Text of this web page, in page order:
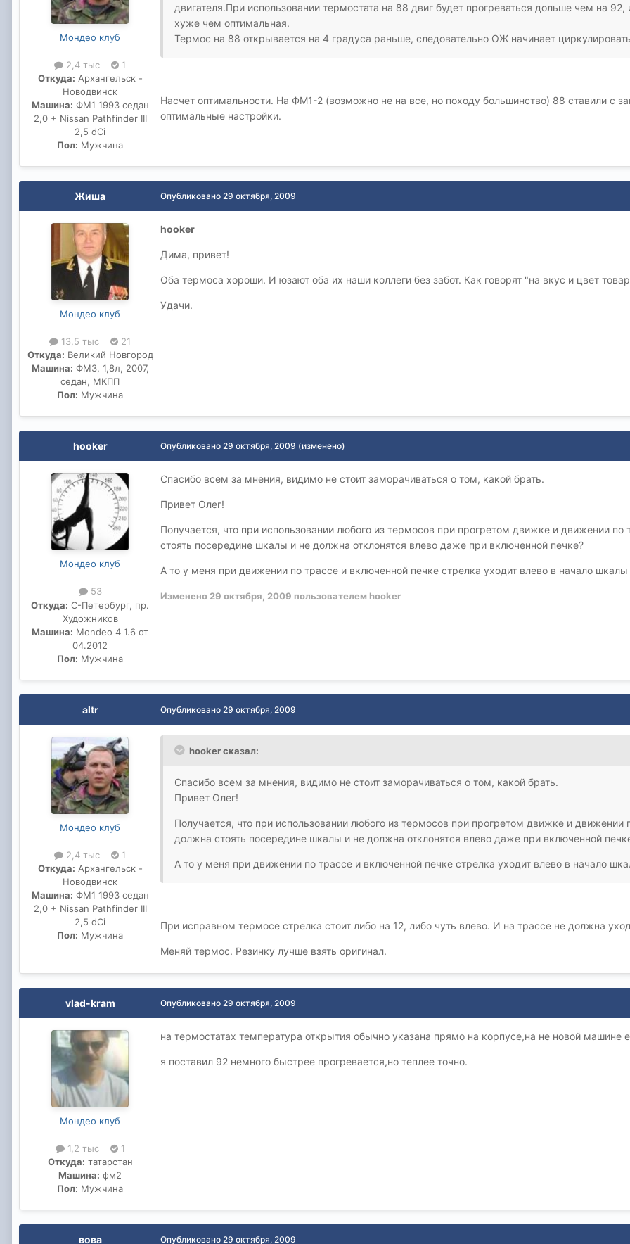
Мондео клуб
2,4 тыс
1
Откуда: Архангельск -
Новодвинск
Машина: ФМ1 1993 седан
2,0 + Nissan Pathfinder III
2,5 dCi
Пол: Мужчина
двигателя.При использовании термостата на 88 двиг будет прогреваться дольше чем на
хуже чем оптимальная.
Термос на 88 открывается на 4 градуса раньше, следовательно ОЖ начинает
Насчет оптимальности. На ФМ1-2 (возможно не на все, но походу большинство) 88 ставили с
оптимальные настройки.
Жиша
Мондео клуб
13,5 тыс
21
Откуда: Великий Новгород
Машина: ФМ3, 1,8л, 2007,
седан, МКПП
Пол: Мужчина
Опубликовано 29 октября, 2009
hooker
Дима, привет!
Оба термоса хороши. И юзают оба их наши коллеги без забот. Как говорят "на вкус и цвет
Удачи.
hooker
Мондео клуб
53
Откуда: С-Петербург, пр.
Художников
Машина: Mondeo 4 1.6 от
04.2012
Пол: Мужчина
Опубликовано 29 октября, 2009 (изменено)
Спасибо всем за мнения, видимо не стоит заморачиваться о том, какой брать.
Привет Олег!
Получается, что при использовании любого из термосов при прогретом движке и движении
стоять посередине шкалы и не должна отклонятся влево даже при включенной печке?
А то у меня при движении по трассе и включенной печке стрелка уходит влево в начало шкалы
Изменено 29 октября, 2009 пользователем hooker
altr
Мондео клуб
2,4 тыс
1
Откуда: Архангельск -
Новодвинск
Машина: ФМ1 1993 седан
2,0 + Nissan Pathfinder III
2,5 dCi
Пол: Мужчина
Опубликовано 29 октября, 2009
hooker сказал:
Спасибо всем за мнения, видимо не стоит заморачиваться о том, какой брать.
Привет Олег!
Получается, что при использовании любого из термосов при прогретом движке и движении
должна стоять посередине шкалы и не должна отклонятся влево даже при включенной
А то у меня при движении по трассе и включенной печке стрелка уходит влево в начало
При исправном термосе стрелка стоит либо на 12, либо чуть влево. И на трассе не должна
Меняй термос. Резинку лучше взять оригинал.
vlad-kram
Мондео клуб
1,2 тыс
1
Откуда: татарстан
Машина: фм2
Пол: Мужчина
Опубликовано 29 октября, 2009
на термостатах температура открытия обычно указана прямо на корпусе,на не новой машине
я поставил 92 немного быстрее прогревается,но теплее точно.
вова Опубликовано 29 октября, 2009